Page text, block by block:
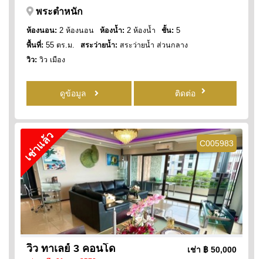
พระตำหนัก
ห้องนอน: 2 ห้องนอน ห้องน้ำ: 2 ห้องน้ำ ชั้น: 5
พื้นที่: 55 ตร.ม. สระว่ายน้ำ: สระว่ายน้ำ ส่วนกลาง
วิว: วิว เมือง
ดูข้อมูล ติดต่อ
C005983
เช่าแล้ว
วิว ทาเลย์ 3 คอนโด เช่า ฿ 50,000